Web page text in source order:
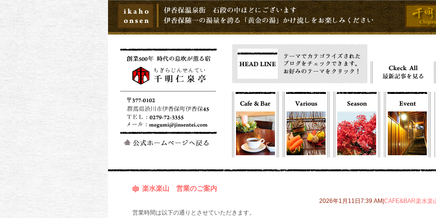
楽水楽山 営業のご案内
2026年1月11日7:39 AM| CAFE&BAR楽水楽
営業時間は以下の通りとさせていただきます。